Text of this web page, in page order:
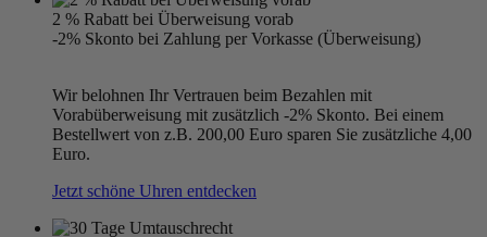
2 % Rabatt bei Überweisung vorab
-2% Skonto bei Zahlung per Vorkasse (Überweisung)
Wir belohnen Ihr Vertrauen beim Bezahlen mit
Vorabüberweisung mit zusätzlich -2% Skonto. Bei einem
Bestellwert von z.B. 200,00 Euro sparen Sie zusätzliche 4,00
Euro.
Jetzt schöne Uhren entdecken